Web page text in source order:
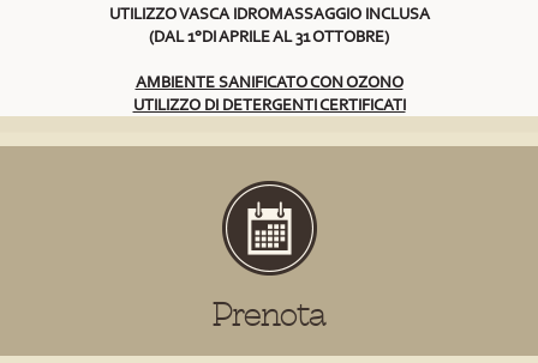
UTILIZZO VASCA IDROMASSAGGIO INCLUSA
(DAL 1°DI APRILE AL 31 OTTOBRE)
AMBIENTE SANIFICATO CON OZONO
UTILIZZO DI DETERGENTI CERTIFICATI
Prenota